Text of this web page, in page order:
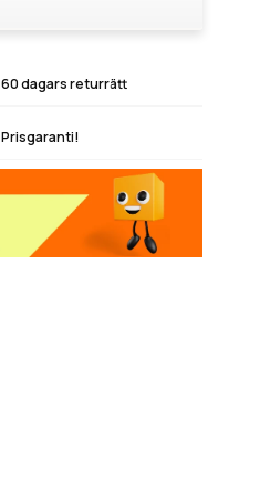
60 dagars returrätt
Prisgaranti!